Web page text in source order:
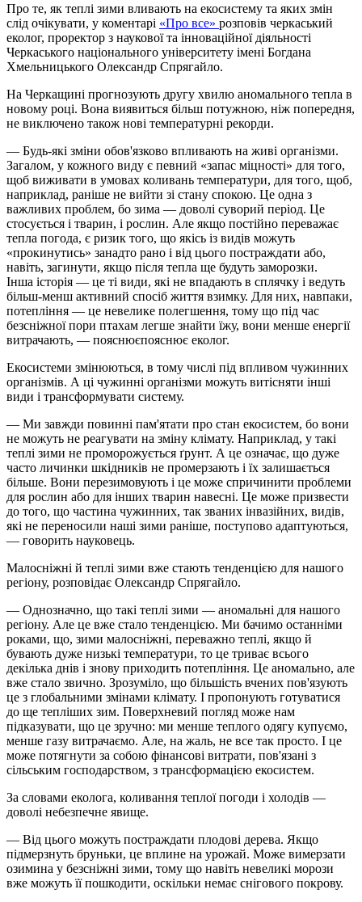
Про те, як теплі зими вливають на екосистему та яких змін
слід очікувати, у коментарі «Про все» розповів черкаський
еколог, проректор з наукової та інноваційної діяльності
Черкаського національного університету імені Богдана
Хмельницького Олександр Спрягайло.
На Черкащині прогнозують другу хвилю аномального тепла в
новому році. Вона виявиться більш потужною, ніж попередня,
не виключено також нові температурні рекорди.
— Будь-які зміни обов'язково впливають на живі організми.
Загалом, у кожного виду є певний «запас міцності» для того,
щоб виживати в умовах коливань температури, для того, щоб,
наприклад, раніше не вийти зі стану спокою. Це одна з
важливих проблем, бо зима — доволі суворий період. Це
стосується і тварин, і рослин. Але якщо постійно переважає
тепла погода, є ризик того, що якісь із видів можуть
«прокинутись» занадто рано і від цього постраждати або,
навіть, загинути, якщо після тепла ще будуть заморозки.
Інша історія — це ті види, які не впадають в сплячку і ведуть
більш-менш активний спосіб життя взимку. Для них, навпаки,
потепління — це невелике полегшення, тому що під час
безсніжної пори птахам легше знайти їжу, вони менше енергії
витрачають, — пояснюєпояснює еколог.
Екосистеми змінюються, в тому числі під впливом чужинних
організмів. А ці чужинні організми можуть витісняти інші
види і трансформувати систему.
— Ми завжди повинні пам'ятати про стан екосистем, бо вони
не можуть не реагувати на зміну клімату. Наприклад, у такі
теплі зими не проморожується ґрунт. А це означає, що дуже
часто личинки шкідників не промерзають і їх залишається
більше. Вони перезимовують і це може спричинити проблеми
для рослин або для інших тварин навесні. Це може призвести
до того, що частина чужинних, так званих інвазійних, видів,
які не переносили наші зими раніше, поступово адаптуються,
— говорить науковець.
Малосніжні й теплі зими вже стають тенденцією для нашого
регіону, розповідає Олександр Спрягайло.
— Однозначно, що такі теплі зими — аномальні для нашого
регіону. Але це вже стало тенденцією. Ми бачимо останніми
роками, що, зими малосніжні, переважно теплі, якщо й
бувають дуже низькі температури, то це триває всього
декілька днів і знову приходить потепління. Це аномально, але
вже стало звично. Зрозуміло, що більшість вчених пов'язують
це з глобальними змінами клімату. І пропонують готуватися
до ще тепліших зим. Поверхневий погляд може нам
підказувати, що це зручно: ми менше теплого одягу купуємо,
менше газу витрачаємо. Але, на жаль, не все так просто. І це
може потягнути за собою фінансові витрати, пов'язані з
сільським господарством, з трансформацією екосистем.
За словами еколога, коливання теплої погоди і холодів —
доволі небезпечне явище.
— Від цього можуть постраждати плодові дерева. Якщо
підмерзнуть бруньки, це вплине на урожай. Може вимерзати
озимина у безсніжні зими, тому що навіть невеликі морози
вже можуть її пошкодити, оскільки немає снігового покрову.